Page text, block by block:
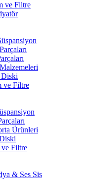
ve Filtre
Diski
ve Filtre
Ürünleri
ve Filtre
& Ses Sis